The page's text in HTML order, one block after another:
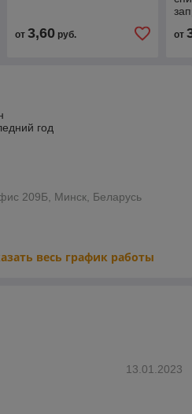
от 3,60руб. от
год
209Б, Минск, Беларусь
весь график работы
13.01.2023